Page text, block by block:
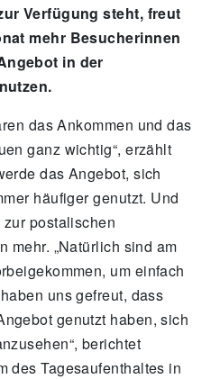
Verfügung steht, freut
mehr Besucherinnen
in der
das Ankommen und das
ganz wichtig“, erzählt
das Angebot, sich
häufiger genutzt. Und
postalischen
mehr. „Natürlich sind am
um einfach
uns gefreut, dass
genutzt haben, sich
berichtet
des Tagesaufenthaltes in